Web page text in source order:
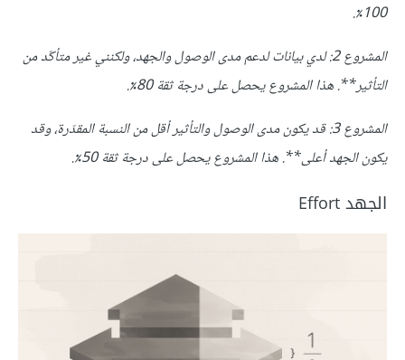
100٪.
المشروع2: لدي بيانات لدعم مدى الوصول والجهد، ولكنني غير متأكّد من
التأثير**.هذا المشروع يحصل على درجة ثقة 80٪.
المشروع3: قد يكون مدى الوصول والتأثير أقل من النسبة المقدّرة، وقد
يكون الجهد أعلى**.هذا المشروع يحصل على درجة ثقة 50٪.
الجهد Effort